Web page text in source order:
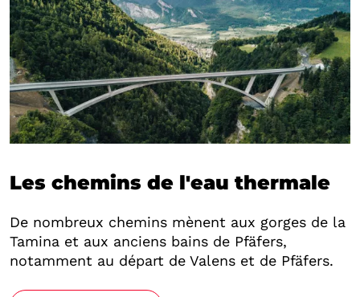
Les chemins de l'eau thermale
De nombreux chemins mènent aux gorges de la
Tamina et aux anciens bains de Pfäfers,
notamment au départ de Valens et de Pfäfers.